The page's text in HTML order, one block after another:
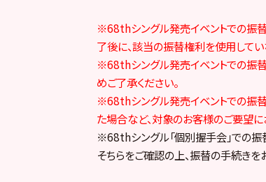
※68thシングル発売イベントでの振替
了後に、該当の振替権利を使用して
※68thシングル発売イベントでの振
めご了承ください。
※68thシングル発売イベントでの振
た場合など、対象のお客様のご要望
※68thシングル「個別握手会」での振
そちらをご確認の上、振替の手続きを